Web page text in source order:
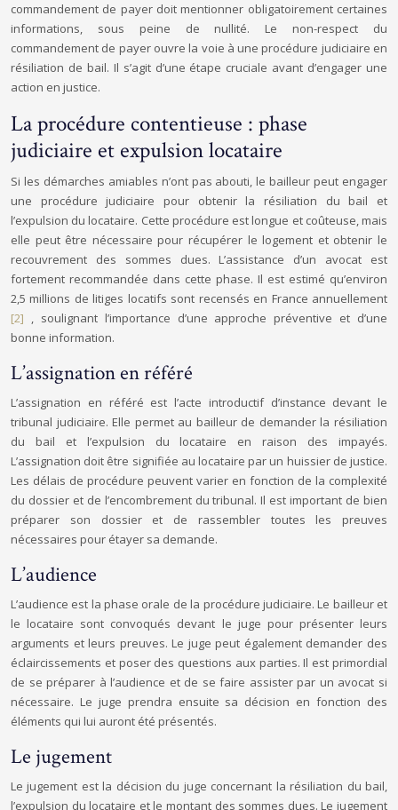
commandement de payer doit mentionner obligatoirement certaines
informations, sous peine de nullité. Le non-respect du
commandement de payer ouvre la voie à une procédure judiciaire en
résiliation de bail. Il s’agit d’une étape cruciale avant d’engager une
action en justice.
La procédure contentieuse : phase
judiciaire et expulsion locataire
Si les démarches amiables n’ont pas abouti, le bailleur peut engager
une procédure judiciaire pour obtenir la résiliation du bail et
l’expulsion du locataire. Cette procédure est longue et coûteuse, mais
elle peut être nécessaire pour récupérer le logement et obtenir le
recouvrement des sommes dues. L’assistance d’un avocat est
fortement recommandée dans cette phase. Il est estimé qu’environ
2,5 millions de litiges locatifs sont recensés en France annuellement
[2] , soulignant l’importance d’une approche préventive et d’une
bonne information.
L’assignation en référé
L’assignation en référé est l’acte introductif d’instance devant le
tribunal judiciaire. Elle permet au bailleur de demander la résiliation
du bail et l’expulsion du locataire en raison des impayés.
L’assignation doit être signifiée au locataire par un huissier de justice.
Les délais de procédure peuvent varier en fonction de la complexité
du dossier et de l’encombrement du tribunal. Il est important de bien
préparer son dossier et de rassembler toutes les preuves
nécessaires pour étayer sa demande.
L’audience
L’audience est la phase orale de la procédure judiciaire. Le bailleur et
le locataire sont convoqués devant le juge pour présenter leurs
arguments et leurs preuves. Le juge peut également demander des
éclaircissements et poser des questions aux parties. Il est primordial
de se préparer à l’audience et de se faire assister par un avocat si
nécessaire. Le juge prendra ensuite sa décision en fonction des
éléments qui lui auront été présentés.
Le jugement
Le jugement est la décision du juge concernant la résiliation du bail,
l’expulsion du locataire et le montant des sommes dues. Le jugement